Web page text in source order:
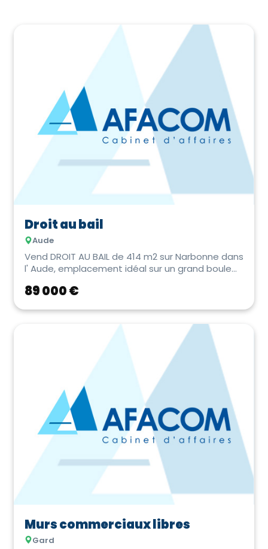
Droit au bail
Aude
Vend DROIT AU BAIL de 414 m2 sur Narbonne dans
l' Aude, emplacement idéal sur un grand boule...
89 000 €
Murs commerciaux libres
Gard